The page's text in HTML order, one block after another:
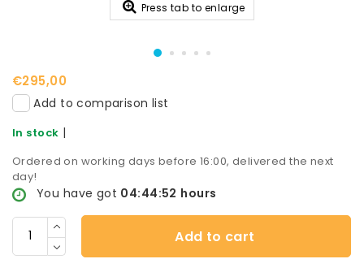
Press tab to enlarge
€295,00
Add to comparison list
In stock |
Ordered on working days before 16:00, delivered the next
day!
You have got 04:44:52 hours
Add to cart